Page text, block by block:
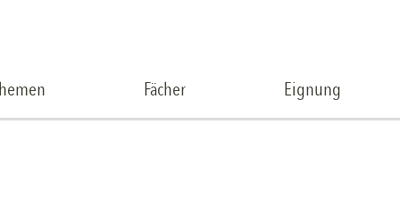
Fächer Eignung